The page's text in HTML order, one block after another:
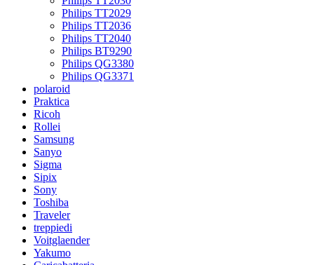
Philips TT2029
Philips TT2036
Philips TT2040
Philips BT9290
Philips QG3380
Philips QG3371
polaroid
Praktica
Ricoh
Rollei
Samsung
Sanyo
Sigma
Sipix
Sony
Toshiba
Traveler
treppiedi
Voitglaender
Yakumo